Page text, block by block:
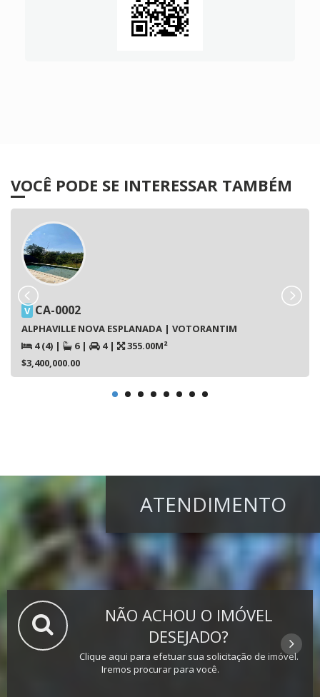
VOCÊ PODE SE INTERESSAR TAMBÉM
V CA-0002
ALPHAVILLE NOVA ESPLANADA | VOTORANTIM
4 (4) | 6 | 4 |
355.00M²
$3,400,000.00
ATENDIMENTO
NÃO ACHOU O IMÓVEL
DESEJADO?
Clique aqui para efetuar sua solicitação de imóvel.
Iremos procurar para você.